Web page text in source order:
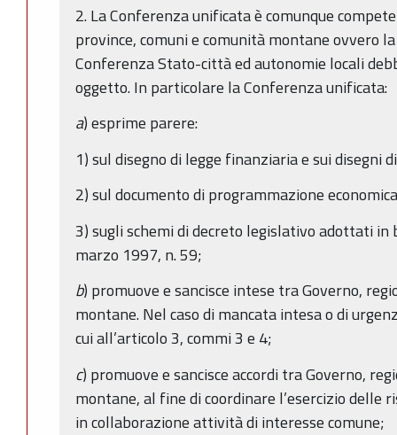
2. La Conferenza unificata è comunque
province, comuni e comunità montane ovvero
Conferenza Stato-città ed autonomie locali
oggetto. In particolare la Conferenza unificata:
a) esprime parere:
1) sul disegno di legge finanziaria e sui disegni
2) sul documento di programmazione
3) sugli schemi di decreto legislativo adottati in
marzo 1997, n. 59;
b) promuove e sancisce intese tra Governo,
montane. Nel caso di mancata intesa o di
cui all’articolo 3, commi 3 e 4;
c) promuove e sancisce accordi tra Governo,
montane, al fine di coordinare l’esercizio delle
in collaborazione attività di interesse comune;